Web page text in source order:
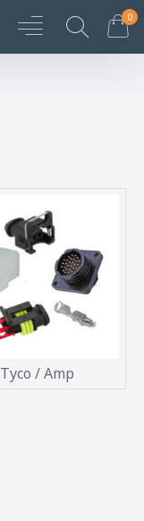
0
Tyco / Amp